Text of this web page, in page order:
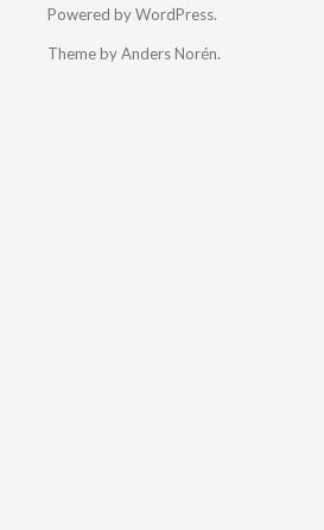
Powered byWordPress.
Theme byAnders Norén.